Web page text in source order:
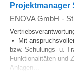
Projektmanager
ENOVA GmbH -
• Mit
bzw. Schulungs- u.
Funktionalitäten und
Anlagen...